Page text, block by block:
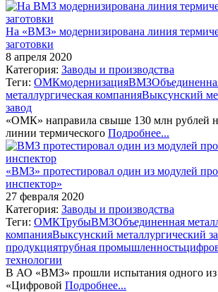
На «ВМЗ» модернизирована линия
заготовки
8 апреля 2020
Категория: Заводы и производства
Теги: ОМКмодернизацияВМЗ
металлургическая компанияВыксунский
завод
«ОМК» направила свыше 130 млн рублей
линии термического Подробнее...
«ВМЗ» протестировал один из модулей
инспектор»
27 февраля 2020
Категория: Заводы и производства
Теги: ОМКТрубыВМЗОбъединенная
компанияВыксунский металлургический
продукциятрубная промышленность
технологии
В АО «ВМЗ» прошли испытания одного из
«Цифровой Подробнее...